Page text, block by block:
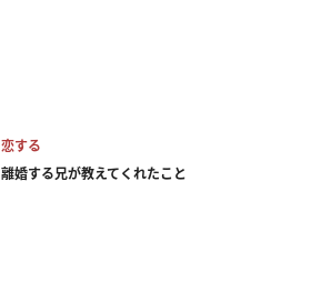
恋する
離婚する兄が教えてくれたこと